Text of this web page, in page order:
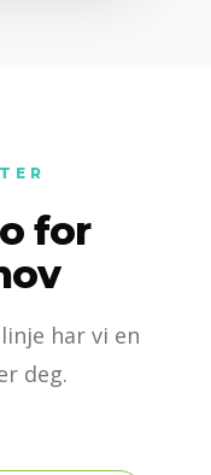
for
har vi en
deg.